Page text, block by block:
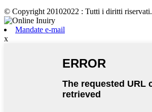
© Copyright 20102022 : Tutti i diritti riservati.
Mandate e-mail
x